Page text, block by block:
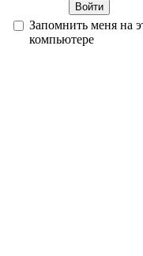
Запомнить меня на
компьютере